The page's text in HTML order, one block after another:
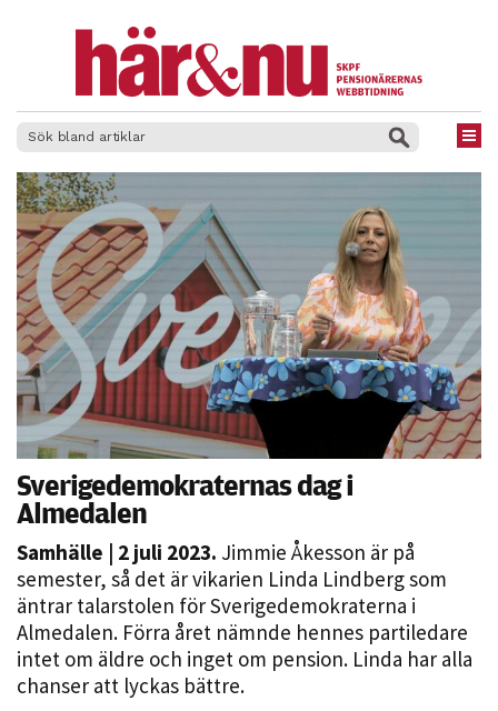
Sverigedemokraternas dag i
Almedalen
Samhälle | 2 juli 2023. Jimmie Åkesson är på
semester, så det är vikarien Linda Lindberg som
äntrar talarstolen för Sverigedemokraterna i
Almedalen. Förra året nämnde hennes partiledare
intet om äldre och inget om pension. Linda har alla
chanser att lyckas bättre.